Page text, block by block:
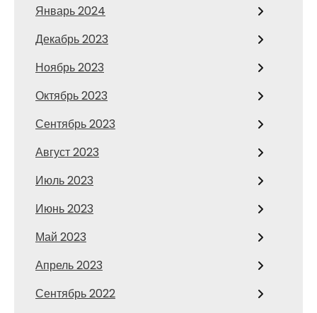
Январь 2024
Декабрь 2023
Ноябрь 2023
Октябрь 2023
Сентябрь 2023
Август 2023
Июль 2023
Июнь 2023
Май 2023
Апрель 2023
Сентябрь 2022